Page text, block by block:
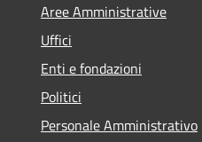
Aree Amministrative
Uffici
Enti e fondazioni
Politici
Personale Amministrativo